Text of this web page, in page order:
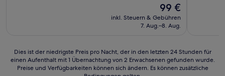
Der
Preis
beträgt
99 €
inkl. Steuern & Gebühren
7. Aug.–8. Aug.
Dies
ist
Dies ist der niedrigste Preis pro Nacht, der in den letzten 24 Stunden für
einen Aufenthalt mit 1 Übernachtung von 2 Erwachsenen gefunden wurde.
Preise und Verfügbarkeiten können sich ändern. Es können zusätzliche